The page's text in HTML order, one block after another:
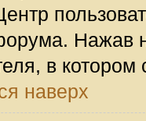
Нажав
в
наверх